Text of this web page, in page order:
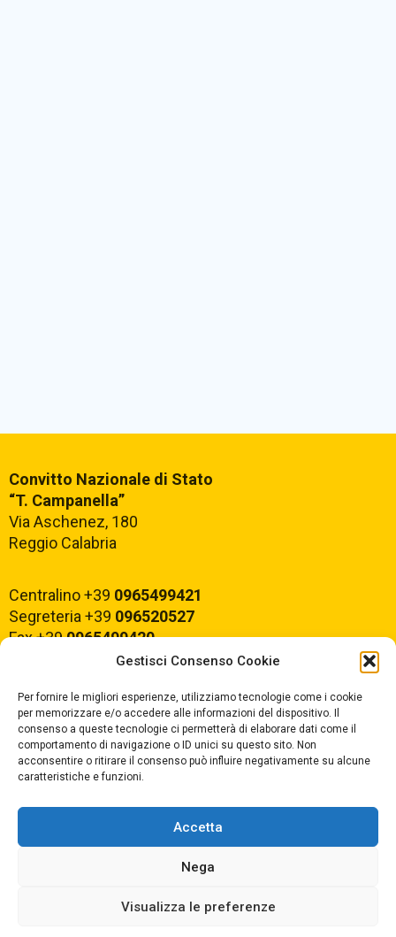
Gestisci Consenso Cookie
Per fornire le migliori esperienze, utilizziamo tecnologie come i cookie
per memorizzare e/o accedere alle informazioni del dispositivo. Il
consenso a queste tecnologie ci permetterà di elaborare dati come il
comportamento di navigazione o ID unici su questo sito. Non
acconsentire o ritirare il consenso può influire negativamente su alcune
caratteristiche e funzioni.
Accetta
Nega
Visualizza le preferenze
Convitto Nazionale di Stato
“T. Campanella”
Via Aschenez, 180
Reggio Calabria
Centralino +39 0965499421
Segreteria +39 096520527
Fax +390965499420
E-mail: rcvc010005@istruzione.it
PEC:rcvc010005@pec.istruzione.it
ORARIO DI APERTURA
Dal lunedì al Venerdì
dalle ore 07,00 alle ore 18,30
Copyright © 2025 Convitto Nazionale di Stato